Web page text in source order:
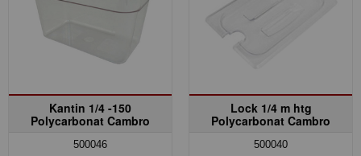
Kantin 1/4 -150
Polycarbonat Cambro
500046
Lock 1/4 m htg
Polycarbonat Cambro
500040